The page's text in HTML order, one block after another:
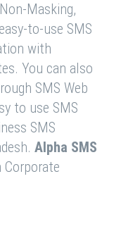
Masking,
to-use SMS
with
You can also
SMS Web
to use SMS
SMS
Alpha SMS